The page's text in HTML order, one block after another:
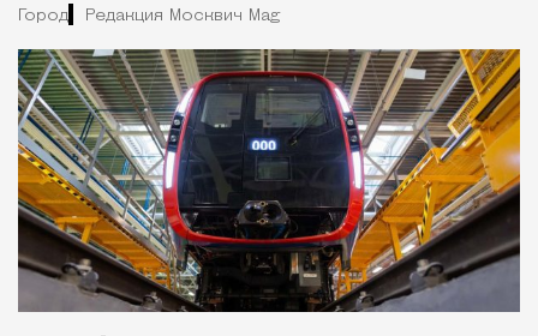
Город Редакция Москвич Mag